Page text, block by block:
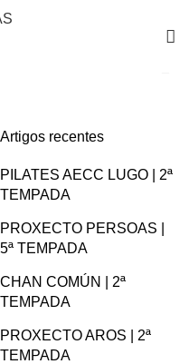
Artigos recentes
PILATES AECC LUGO | 2ª
TEMPADA
PROXECTO PERSOAS |
5ª TEMPADA
CHAN COMÚN | 2ª
TEMPADA
PROXECTO AROS | 2ª
TEMPADA